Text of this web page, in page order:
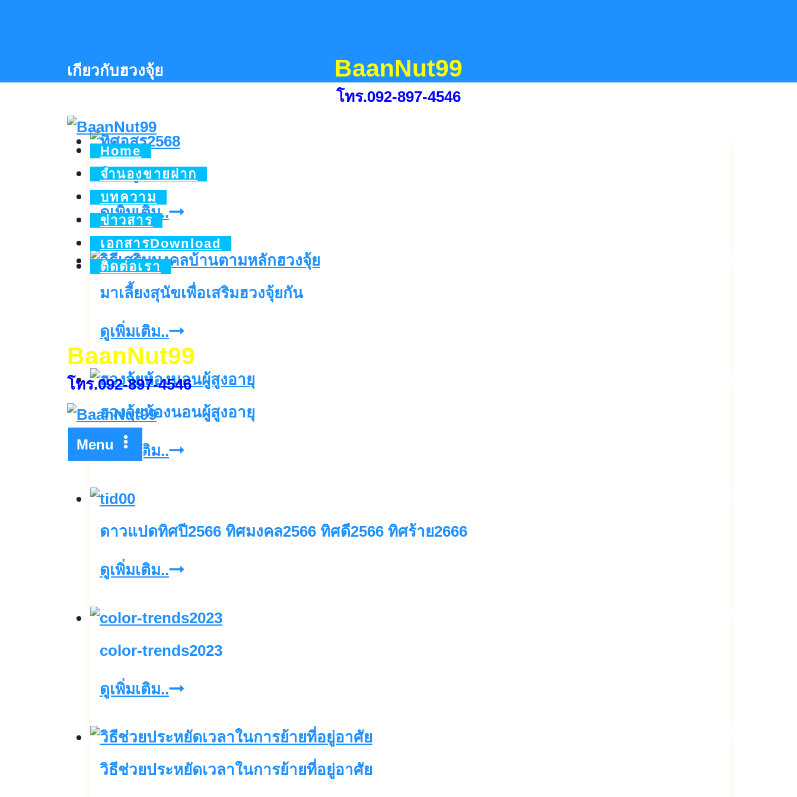
BaanNut99
โทร.092-897-4546
Home
จำนองขายฝาก
บทความ
ข่าวสาร
เอกสารDownload
ติดต่อเรา
BaanNut99
โทร.092-897-4546
Menu
เกียวกับฮวงจุ้ย
ทิศอสูร2568
ดูเพิ่มเติม..ทิศ
อสูร2568
มาเลี้ยงสุนัขเพื่อเสริมฮวงจุ้ยกัน
ดูเพิ่มเติม..มา
เลี้ยง
สุนัข
เส
ริม
กัน
ฮวงจุ้ยห้องนอนผู้สูงอายุ
ดูเพิ่มเติม..ฮ
ห้อง
นอน
ผู้
อายุ
ดาวแปดทิศปี2566 ทิศมงคล2566 ทิศดี2566 ทิศร้าย2666
ดูเพิ่มเติม..ดาว
ทิศ
ทิศ
มงคล2566
ดี2566
ร้าย2666
color-trends2023
ดูเพิ่มเติม..color-
วิธีช่วยประหยัดเวลาในการย้ายที่อยู่อาศัย